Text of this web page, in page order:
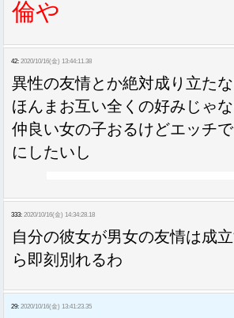
倫や
42: 2020/10/16(金) 13:44:11.38
異性の友情とか絶対成り立た
ほんまお互い全くの好みじゃ
仲良い女の子おるけどエッチ
にしたいし
333: 2020/10/16(金) 14:34:28.18
自分の彼女が男女の友情は成
ら即刻別れるわ
29: 2020/10/16(金) 13:41:23.35